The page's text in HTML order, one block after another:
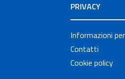
PRIVACY
Informazioni
Contatti
Cookie policy